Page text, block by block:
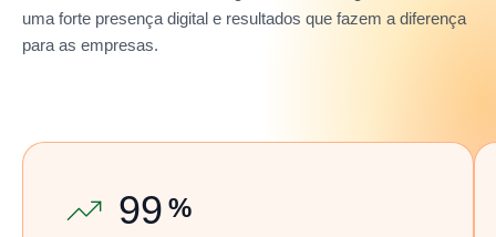
uma forte presença digital e resultados que fazem a diferença
para as empresas.
99 %